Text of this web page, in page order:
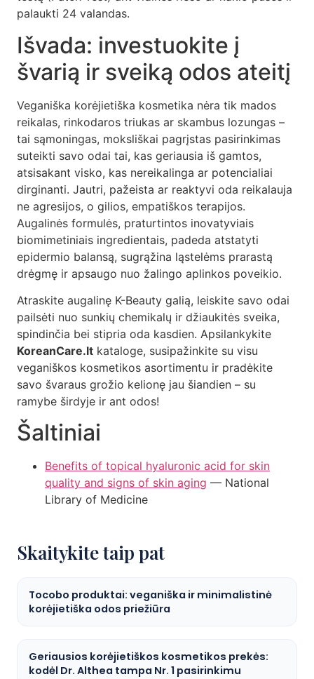
palaukti 24 valandas.
Išvada: investuokite į
švarią ir sveiką odos ateitį
Veganiška korėjietiška kosmetika nėra tik mados
reikalas, rinkodaros triukas ar skambus lozungas –
tai sąmoningas, moksliškai pagrįstas pasirinkimas
suteikti savo odai tai, kas geriausia iš gamtos,
atsisakant visko, kas nereikalinga ar potencialiai
dirginanti. Jautri, pažeista ar reaktyvi oda reikalauja
ne agresijos, o gilios, empatiškos terapijos.
Augalinės formulės, praturtintos inovatyviais
biomimetiniais ingredientais, padeda atstatyti
epidermio balansą, sugrąžina ląstelėms prarastą
drėgmę ir apsaugo nuo žalingo aplinkos poveikio.
Atraskite augalinę K-Beauty galią, leiskite savo odai
pailsėti nuo sunkių chemikalų ir džiaukitės sveika,
spindinčia bei stipria oda kasdien. Apsilankykite
KoreanCare.lt kataloge, susipažinkite su visu
veganiškos kosmetikos asortimentu ir pradėkite
savo švaraus grožio kelionę jau šiandien – su
ramybe širdyje ir ant odos!
Šaltiniai
Benefits of topical hyaluronic acid for skin
quality and signs of skin aging — National
Library of Medicine
Skaitykite taip pat
Tocobo produktai: veganiška ir minimalistinė
korėjietiška odos priežiūra
Geriausios korėjietiškos kosmetikos prekės:
kodėl Dr. Althea tampa Nr. 1 pasirinkimu